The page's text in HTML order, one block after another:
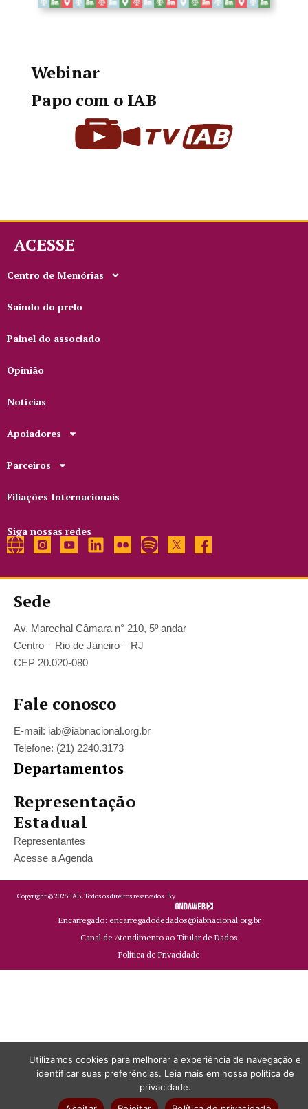
Webinar
Papo com o IAB
ACESSE
Centro de Memórias
Saindo do prelo
Painel do associado
Opinião
Notícias
Apoiadores
Parceiros
Filiações Internacionais
Siga nossas redes
Sede
Av. Marechal Câmara n° 210, 5º andar
Centro – Rio de Janeiro – RJ
CEP 20.020-080
Fale conosco
E-mail: iab@iabnacional.org.br
Telefone: (21) 2240.3173
Departamentos
Representação
Estadual
Representantes
Acesse a Agenda
Copyright ©2025 IAB.Todos os direitos reservados. By
Encarregado: encarregadodedados@iabnacional.org.br
Canal de Atendimento ao Titular de Dados
Política de Privacidade
Utilizamos cookies para melhorar a experiência de navegação e
identificar suas preferências. Leia mais em nossa política de
privacidade.